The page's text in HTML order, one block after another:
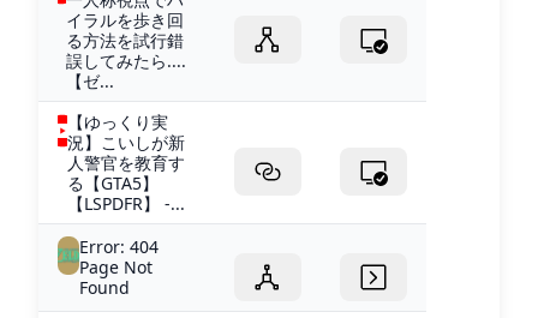
イラルを歩き回
る方法を試行錯
誤してみたら....
【ゼ...
【ゆっくり実
況】こいしが新
人警官を教育す
る【GTA5】
【LSPDFR】 -...
Error: 404
Page Not
Found